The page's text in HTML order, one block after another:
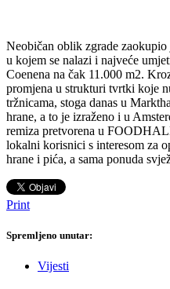
Neobičan oblik zgrade
u kojem se nalazi i najveće
Coenena na čak 11.000 m2.
promjena u strukturi tvrtki koje
tržnicama, stoga danas u
hrane, a to je izraženo i u
remiza pretvorena u
lokalni korisnici s interesom za
hrane i pića, a sama ponuda
Print
Spremljeno unutar:
Vijesti